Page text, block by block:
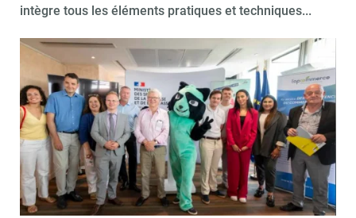
intègre tous les éléments pratiques et techniques...